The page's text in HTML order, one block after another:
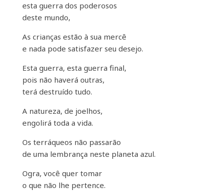
esta guerra dos poderosos
deste mundo,
As crianças estão à sua mercê
e nada pode satisfazer seu desejo.
Esta guerra, esta guerra final,
pois não haverá outras,
terá destruído tudo.
A natureza, de joelhos,
engolirá toda a vida.
Os terráqueos não passarão
de uma lembrança neste planeta azul.
Ogra, você quer tomar
o que não lhe pertence.